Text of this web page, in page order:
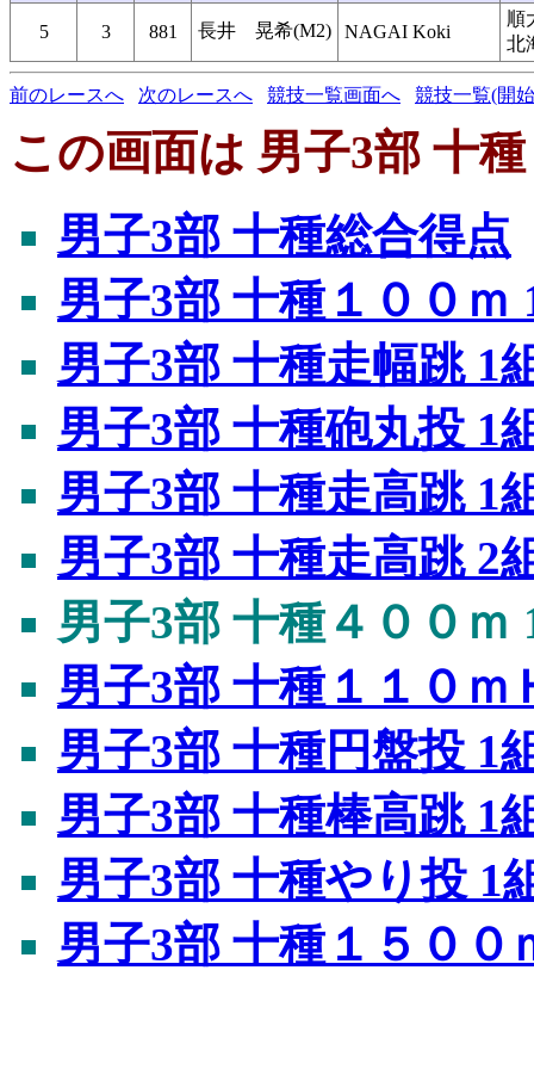
5 3 881 長井 晃希(M2) NAGAI Koki
順
北
前のレースへ 次のレースへ 競技一覧画面へ 競技一覧(開
この画面は 男子3部 十
男子3部 十種総合得点
男子3部 十種１００ｍ
男子3部 十種走幅跳 1
男子3部 十種砲丸投 1
男子3部 十種走高跳 1
男子3部 十種走高跳 2
男子3部 十種４００ｍ
男子3部 十種１１０ｍ
男子3部 十種円盤投 1
男子3部 十種棒高跳 1
男子3部 十種やり投 1
男子3部 十種１５００